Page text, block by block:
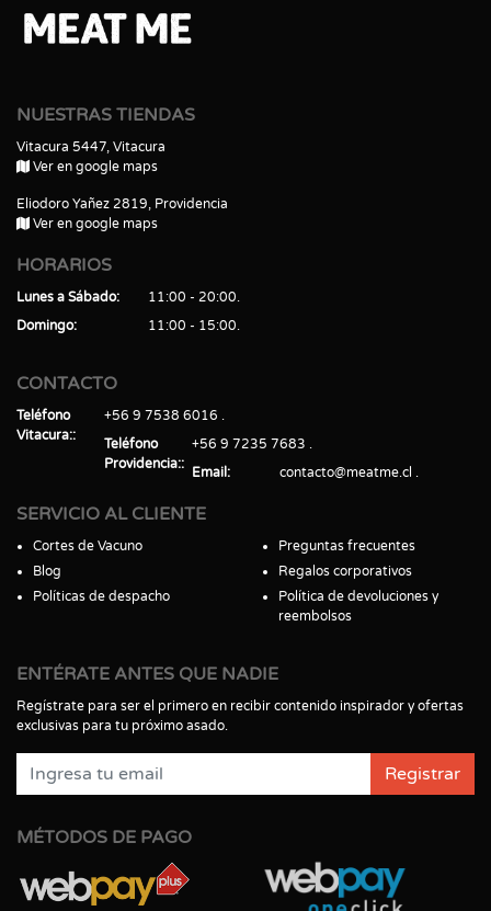
NUESTRAS TIENDAS
Vitacura 5447, Vitacura
Ver en google maps
Eliodoro Yañez 2819, Providencia
Ver en google maps
HORARIOS
Lunes a Sábado
11:00 - 20:00
Domingo
11:00 - 15:00
CONTACTO
Teléfono
Vitacura:
+56 9 7538 6016
Teléfono
Providencia:
+56 9 7235 7683
Email
contacto@meatme.cl
SERVICIO AL CLIENTE
Cortes de Vacuno
Blog
Políticas de despacho
Preguntas frecuentes
Regalos corporativos
Política de devoluciones y
reembolsos
ENTÉRATE ANTES QUE NADIE
Regístrate para ser el primero en recibir contenido inspirador y ofertas
exclusivas para tu próximo asado.
Registrar
MÉTODOS DE PAGO